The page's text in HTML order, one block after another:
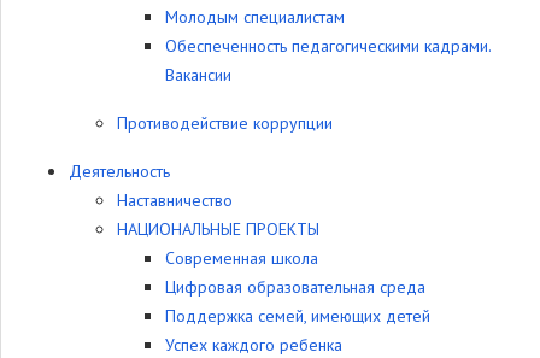
Молодым специалистам
Обеспеченность педагогическими кадрами.
Вакансии
Противодействие коррупции
Деятельность
Наставничество
НАЦИОНАЛЬНЫЕ ПРОЕКТЫ
Современная школа
Цифровая образовательная среда
Поддержка семей, имеющих детей
Успех каждого ребенка